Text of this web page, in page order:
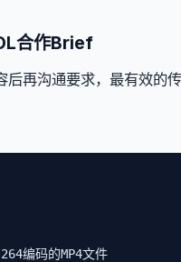
合作Brief
再沟通要求，最有效的
编码的MP4文件